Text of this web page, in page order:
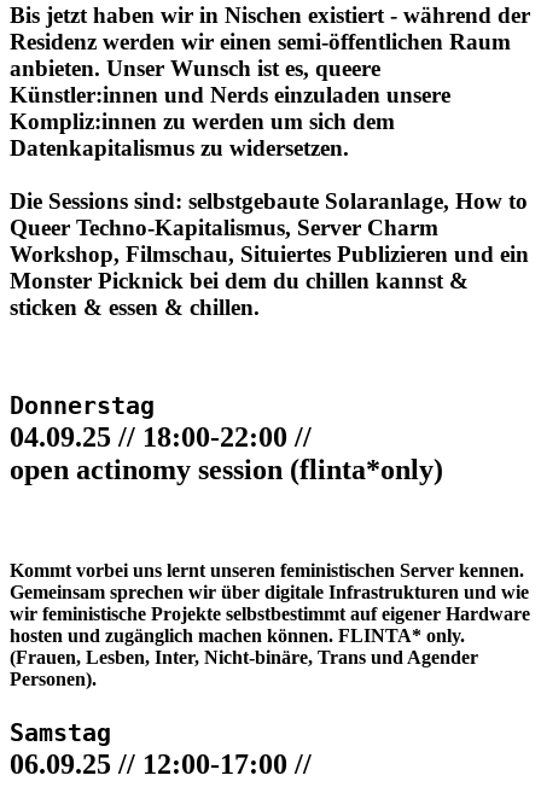
Bis jetzt haben wir in Nischen existiert - während der
Residenz werden wir einen semi-öffentlichen Raum
anbieten. Unser Wunsch ist es, queere
Künstler:innen und Nerds einzuladen unsere
Kompliz:innen zu werden um sich dem
Datenkapitalismus zu widersetzen.
Die Sessions sind: selbstgebaute Solaranlage, How to
Queer Techno-Kapitalismus, Server Charm
Workshop, Filmschau, Situiertes Publizieren und ein
Monster Picknick bei dem du chillen kannst &
sticken & essen & chillen.
Donnerstag
04.09.25 // 18:00-22:00 //
open actinomy session (flinta*only)
Kommt vorbei uns lernt unseren feministischen Server kennen.
Gemeinsam sprechen wir über digitale Infrastrukturen und wie
wir feministische Projekte selbstbestimmt auf eigener Hardware
hosten und zugänglich machen können. FLINTA* only.
(Frauen, Lesben, Inter, Nicht-binäre, Trans und Agender
Personen).
Samstag
06.09.25 // 12:00-17:00 //